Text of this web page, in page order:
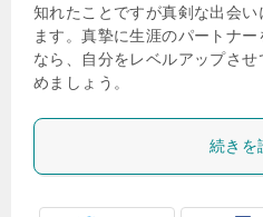
知れたことですが真剣な出会い
ます。真摯に生涯のパートナ
なら、自分をレベルアップさ
めましょう。
続きを